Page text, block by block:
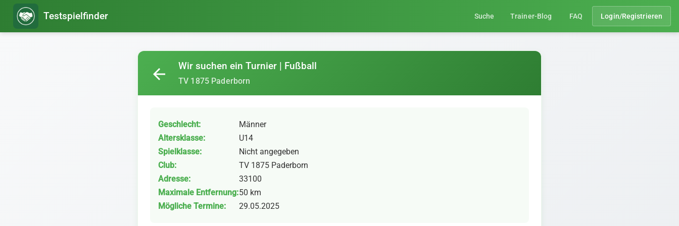
Testspielfinder Suche Trainer-Blog FAQ Login/Registrieren
Wir suchen ein Turnier | Fußball
TV 1875 Paderborn
arrow_back
Geschlecht:
Männer
Altersklasse:
U14
Spielklasse:
Nicht angegeben
Club:
TV 1875 Paderborn
Adresse:
33100
Maximale Entfernung:50 km
Mögliche Termine:
29.05.2025